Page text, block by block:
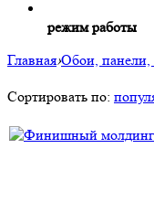
режим работы
Главная›Обои, панели,
Сортировать по: